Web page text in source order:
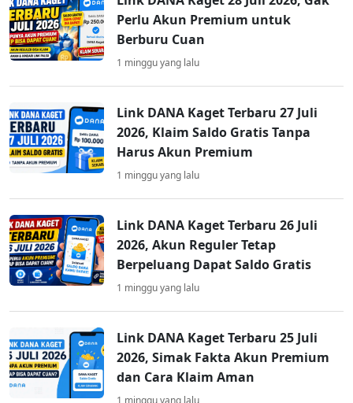
Perlu Akun Premium untuk
Berburu Cuan
1 minggu yang lalu
Link DANA Kaget Terbaru 27 Juli
2026, Klaim Saldo Gratis Tanpa
Harus Akun Premium
1 minggu yang lalu
Link DANA Kaget Terbaru 26 Juli
2026, Akun Reguler Tetap
Berpeluang Dapat Saldo Gratis
1 minggu yang lalu
Link DANA Kaget Terbaru 25 Juli
2026, Simak Fakta Akun Premium
dan Cara Klaim Aman